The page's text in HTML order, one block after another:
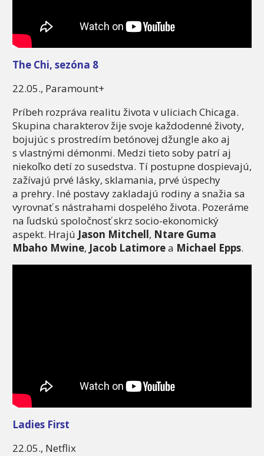
The Chi, sezóna 8
22.05., Paramount+
Príbeh rozpráva realitu života v uliciach Chicaga.
Skupina charakterov žije svoje každodenné životy,
bojujúc s prostredím betónovej džungle ako aj
s vlastnými démonmi. Medzi tieto soby patrí aj
niekoľko detí zo susedstva. Tí postupne dospievajú,
zažívajú prvé lásky, sklamania, prvé úspechy
a prehry. Iné postavy zakladajú rodiny a snažia sa
vyrovnať s nástrahami dospelého života. Pozeráme
na ľudskú spoločnosť skrz socio-ekonomický
aspekt. Hrajú Jason Mitchell, Ntare Guma
Mbaho Mwine, Jacob Latimorea Michael Epps.
Ladies First
22.05., Netflix